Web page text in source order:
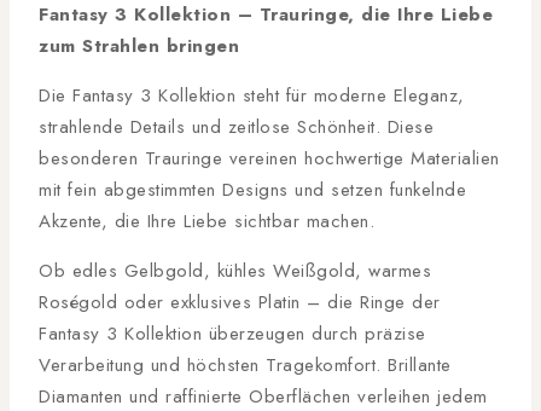
Fantasy 3 Kollektion – Trauringe, die Ihre Liebe
zum Strahlen bringen
Die Fantasy 3 Kollektion steht für moderne Eleganz,
strahlende Details und zeitlose Schönheit. Diese
besonderen Trauringe vereinen hochwertige Materialien
mit fein abgestimmten Designs und setzen funkelnde
Akzente, die Ihre Liebe sichtbar machen.
Ob edles Gelbgold, kühles Weißgold, warmes
Roségold oder exklusives Platin – die Ringe der
Fantasy 3 Kollektion überzeugen durch präzise
Verarbeitung und höchsten Tragekomfort. Brillante
Diamanten und raffinierte Oberflächen verleihen jedem